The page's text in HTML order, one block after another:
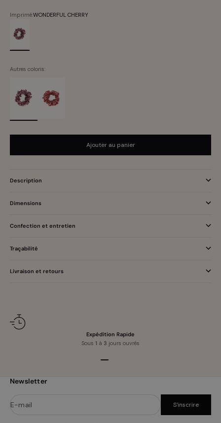
Imprimé:WONDERFUL CHERRY
Autres coloris:
Ajouter au panier
Description
Dimensions
Confection et entretien
Traçabilité
Livraison et retours
Expédition Rapide
Sous 1 à 3 jours ouvrés
Newsletter
E-mail S'inscrire